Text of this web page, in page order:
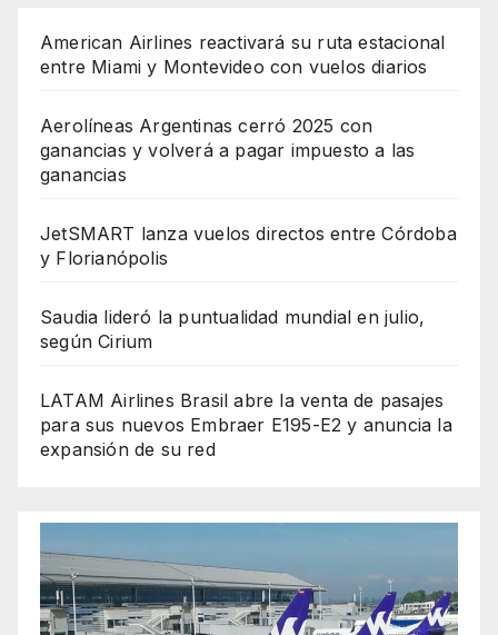
American Airlines reactivará su ruta estacional
entre Miami y Montevideo con vuelos diarios
Aerolíneas Argentinas cerró 2025 con
ganancias y volverá a pagar impuesto a las
ganancias
JetSMART lanza vuelos directos entre Córdoba
y Florianópolis
Saudia lideró la puntualidad mundial en julio,
según Cirium
LATAM Airlines Brasil abre la venta de pasajes
para sus nuevos Embraer E195-E2 y anuncia la
expansión de su red